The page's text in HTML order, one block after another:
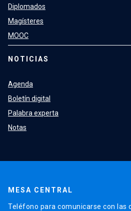
Diplomados
Magísteres
MOOC
NOTICIAS
Agenda
Boletín digital
Palabra experta
Notas
MESA CENTRAL
Teléfono para comunicarse con las